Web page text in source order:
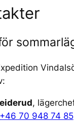
,
+46 70 948 74 85